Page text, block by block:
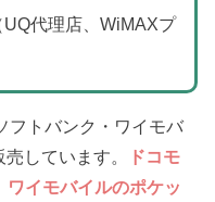
代理店、WiMAXプ
フトバンク・ワイモバ
しています。
ドコモ
イモバイルのポケッ